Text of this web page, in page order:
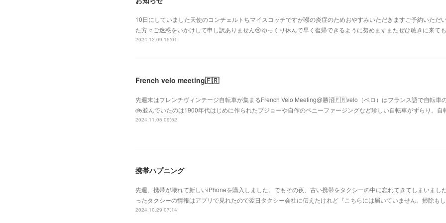
10日にしていました天使のコンチェルトちマイスコッチですが喉の炎症のためおやすみいただきますご予約いただ
た方々ご迷惑をいかけして申し訳ありません😢ゆっくり休んで早く復帰できるように努めますまたぜひ聴きに来て
2024.12.09 15:01
French velo meeting🇫🇷
先週末はフレンチヴィンテージ自転車が集まるFrench Velo Meeting@勝沼🇫🇷velo（ベロ）はフランス語で自転車
🚲並んでいたのは1900年代はじめに作られたプジョーや自作のペニーファージングなど珍しい自転車がずらり。
2024.11.05 09:52
携帯ハプニング
先週、携帯が壊れて新しいiPhoneを購入しました。でもその夜、古い携帯をタクシーの中に忘れてきてしまいまし
ったタクシーの情報はアプリで見れたので翌日タクシー会社に伝えたけれど『こちらには届いていません。掃除も
2024.10.29 07:14